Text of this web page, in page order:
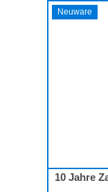
Neuware
10 Jahre